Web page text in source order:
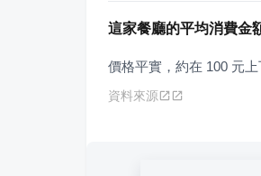
這家餐廳的平均消費金
價格平實，約在 100 元
資料來源